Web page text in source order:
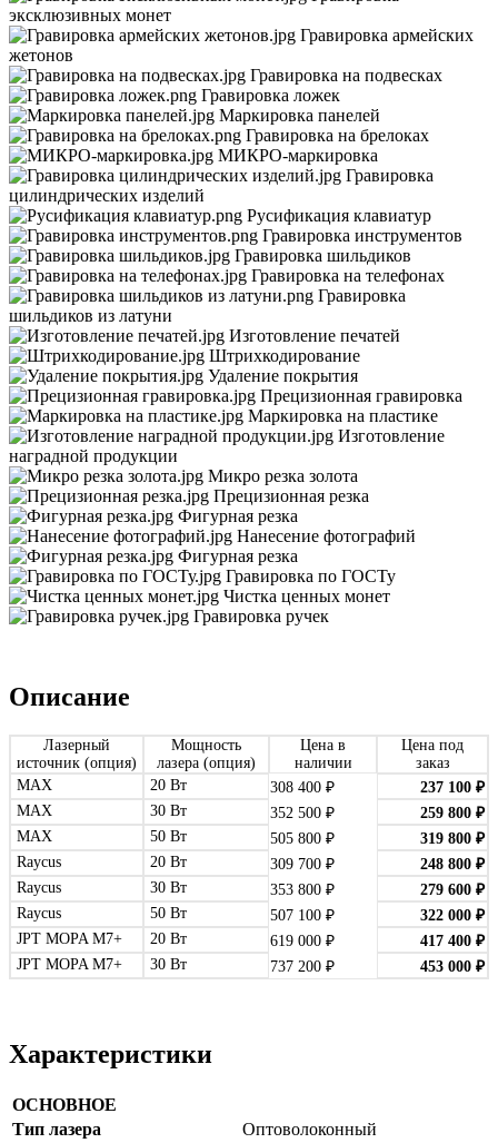
эксклюзивных монет
Гравировка армейских
жетонов
Гравировка на подвесках
Гравировка ложек
Маркировка панелей
Гравировка на брелоках
МИКРО-маркировка
Гравировка
цилиндрических изделий
Русификация клавиатур
Гравировка инструментов
Гравировка шильдиков
Гравировка на телефонах
Гравировка
шильдиков из латуни
Изготовление печатей
Штрихкодирование
Удаление покрытия
Прецизионная гравировка
Маркировка на пластике
Изготовление
наградной продукции
Микро резка золота
Прецизионная резка
Фигурная резка
Нанесение фотографий
Фигурная резка
Гравировка по ГОСТу
Чистка ценных монет
Гравировка ручек
Описание
Лазерный
источник (опция)
Мощность
лазера (опция)
Цена в
наличии
Цена под
заказ
MAX
20 Вт 308 400 ₽ 237 100 ₽
MAX
30 Вт 352 500 ₽ 259 800 ₽
MAX
50 Вт 505 800 ₽ 319 800 ₽
Raycus
20 Вт 309 700 ₽ 248 800 ₽
Raycus
30 Вт 353 800 ₽ 279 600 ₽
Raycus
50 Вт 507 100 ₽ 322 000 ₽
JPT MOPA M7+
20 Вт 619 000 ₽ 417 400 ₽
JPT MOPA M7+
30 Вт 737 200 ₽ 453 000 ₽
Характеристики
ОСНОВНОЕ
Тип лазера
Оптоволоконный